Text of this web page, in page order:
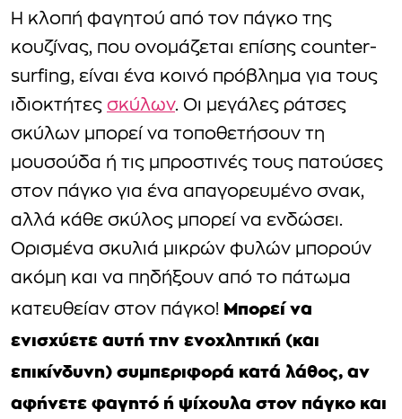
Η κλοπή φαγητού από τον πάγκο της
κουζίνας, που ονομάζεται επίσης counter-
surfing, είναι ένα κοινό πρόβλημα για τους
ιδιοκτήτες σκύλων. Οι μεγάλες ράτσες
σκύλων μπορεί να τοποθετήσουν τη
μουσούδα ή τις μπροστινές τους πατούσες
στον πάγκο για ένα απαγορευμένο σνακ,
αλλά κάθε σκύλος μπορεί να ενδώσει.
Ορισμένα σκυλιά μικρών φυλών μπορούν
ακόμη και να πηδήξουν από το πάτωμα
κατευθείαν στον πάγκο! Μπορεί να
ενισχύετε αυτή την ενοχλητική (και
επικίνδυνη) συμπεριφορά κατά λάθος, αν
αφήνετε φαγητό ή ψίχουλα στον πάγκο και